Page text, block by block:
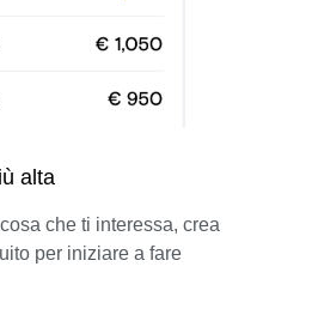
alta
che ti interessa, crea
per iniziare a fare